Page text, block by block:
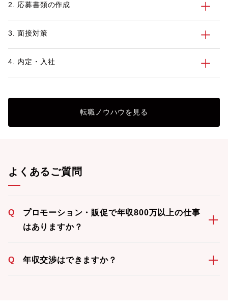
2. 応募書類の作成
3. 面接対策
4. 内定・入社
転職ノウハウを見る
よくあるご質問
Q
プロモーション・販促で年収800万以上の仕事
はありますか？
Q 年収交渉はできますか？